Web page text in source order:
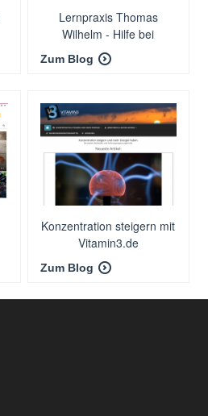
Lernpraxis Thomas
Wilhelm - Hilfe bei
Legasthenie, LRS und
Analphabetismus
Zum Blog
Konzentration steigern mit
Vitamin3.de
Zum Blog